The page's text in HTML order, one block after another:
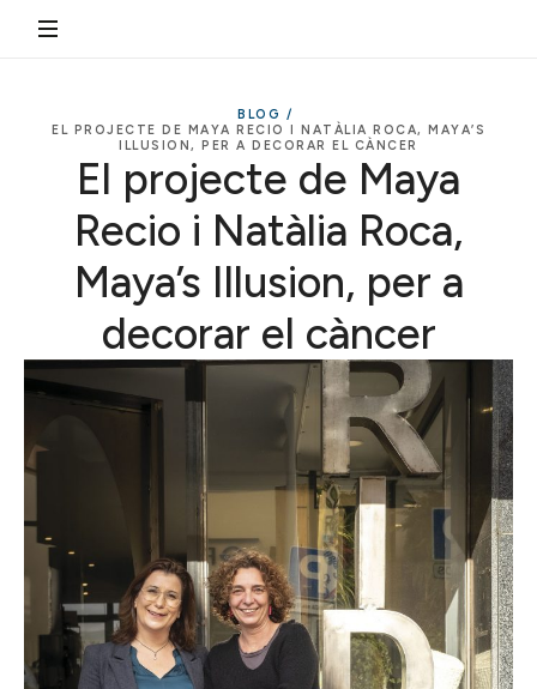
BLOG /
EL PROJECTE DE MAYA RECIO I NATÀLIA ROCA, MAYA’S
ILLUSION, PER A DECORAR EL CÀNCER
El projecte de Maya
Recio i Natàlia Roca,
Maya’s Illusion, per a
decorar el càncer